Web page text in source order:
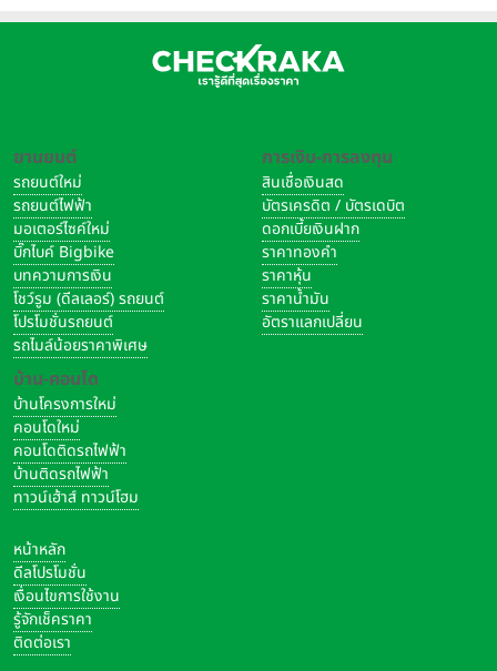
ยานยนต์
รถยนต์ใหม่
รถยนต์ไฟฟ้า
มอเตอร์ไซค์ใหม่
บิ๊กไบค์ Bigbike
บทความการเงิน
โชว์รูม (ดีลเลอร์) รถยนต์
โปรโมชั่นรถยนต์
รถไมล์น้อยราคาพิเศษ
บ้าน-คอนโด
บ้านโครงการใหม่
คอนโดใหม่
คอนโดติดรถไฟฟ้า
บ้านติดรถไฟฟ้า
ทาวน์เฮ้าส์ ทาวน์โฮม
การเงิน-การลงทุน
สินเชื่อเงินสด
บัตรเครดิต / บัตรเดบิต
ดอกเบี้ยเงินฝาก
ราคาทองคำ
ราคาหุ้น
ราคาน้ำมัน
อัตราแลกเปลี่ยน
หน้าหลัก
ดีลโปรโมชั่น
เงื่อนไขการใช้งาน
รู้จักเช็คราคา
ติดต่อเรา